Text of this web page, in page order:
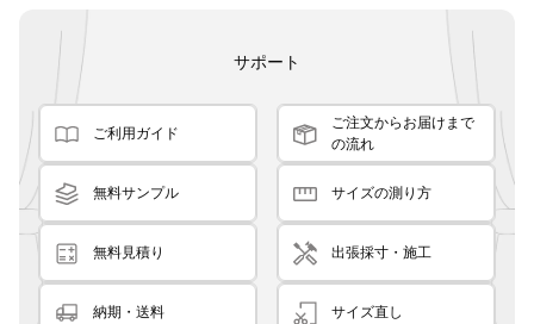
サポート
ご利用ガイド
ご注文からお届けまで
の流れ
無料サンプル サイズの測り方
無料見積り 出張採寸・施工
納期・送料 サイズ直し